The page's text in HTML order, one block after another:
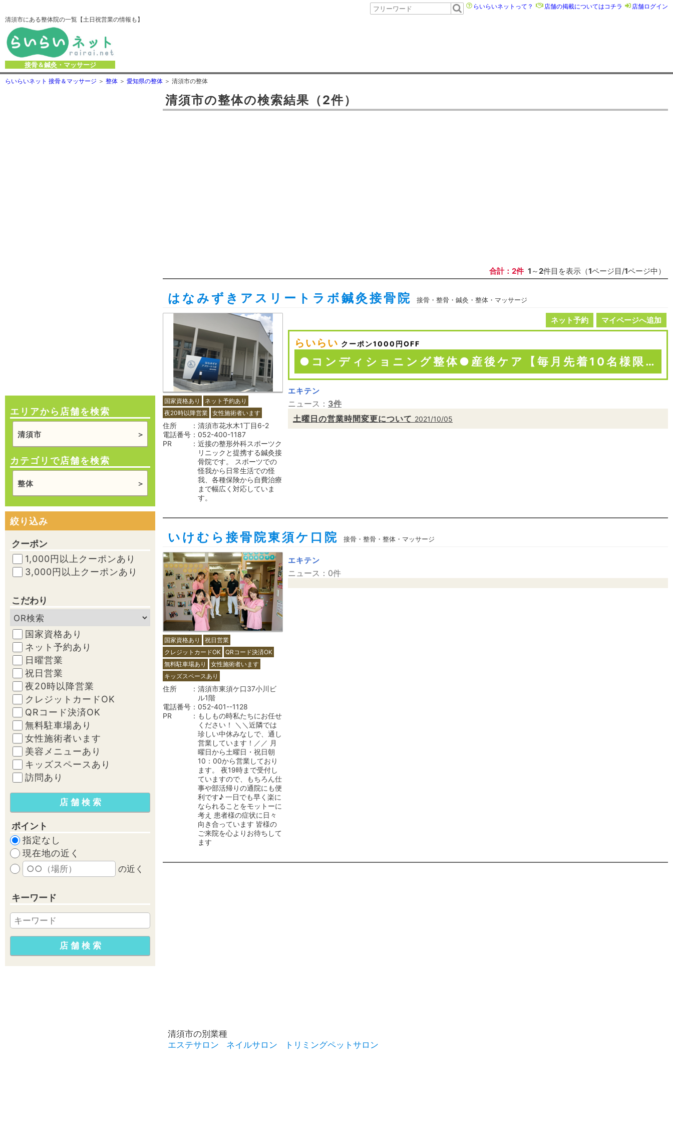
清須市にある整体院の一覧【土日祝営業の情報も】
接骨＆鍼灸・マッサージ
らいらいネットって？ 店舗の掲載についてはコチラ 店舗ログイン
らいらいネット 接骨＆マッサージ 整体 愛知県の整体 清須市の整体
エリアから店舗を検索
清須市
カテゴリで店舗を検索
整体
絞り込み
クーポン
1,000円以上クーポンあり
3,000円以上クーポンあり
こだわり
国家資格あり
ネット予約あり
日曜営業
祝日営業
夜20時以降営業
クレジットカードOK
QRコード決済OK
無料駐車場あり
女性施術者います
美容メニューあり
キッズスペースあり
訪問あり
ポイント
指定なし
現在地の近く
の近く
キーワード
清須市の整体の検索結果 （2件）
合計：2件 1 ～2件目を表示（1ページ目/1ページ中）
はなみずきアスリートラボ鍼灸接骨院 接骨・整骨・鍼灸・整体・マッサージ
国家資格あり
ネット予約あり
夜20時以降営業 女性施術者います
住所
清須市花水木1丁目6-2
電話番号
052-400-1187
PR
近接の整形外科スポーツク
リニックと提携する鍼灸接
骨院です。 スポーツでの
怪我から日常生活での怪
我、各種保険から自費治療
まで幅広く対応していま
す。
ネット予約 マイページへ追加
らいらい クーポン1000円OFF
●コンディショニング整体●産後ケア【毎月先着10名様限定】1回¥8,800円/60分が…！初回！¥3...
エキテン
ニュース： 3件
土曜日の営業時間変更について 2021/10/05
いけむら接骨院東須ケ口院 接骨・整骨・整体・マッサージ
国家資格あり
祝日営業
クレジットカードOK QRコード決済OK
無料駐車場あり
女性施術者います
キッズスペースあり
住所
清須市東須ケ口37小川ビ
ル1階
電話番号
052-401--1128
PR
もしもの時私たちにお任せ
ください！ ＼＼近隣では
珍しい中休みなしで、通し
営業しています！／／ 月
曜日から土曜日・祝日朝
10：00から営業しており
ます。 夜19時まで受付し
ていますので、もちろん仕
事や部活帰りの通院にも便
利です♪ 一日でも早く楽に
なられることをモットーに
考え 患者様の症状に日々
向き合っています 皆様の
ご来院を心よりお待ちして
ます
エキテン
ニュース：0件
清須市の別業種
エステサロン
ネイルサロン トリミングペットサロン